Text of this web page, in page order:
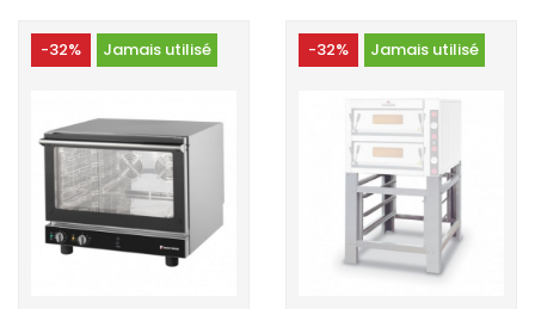
-32% Jamais utilisé -32% Jamais utilisé